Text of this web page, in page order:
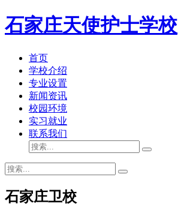
石家庄天使护士学校
首页
学校介绍
专业设置
新闻资讯
校园环境
实习就业
联系我们
石家庄卫校